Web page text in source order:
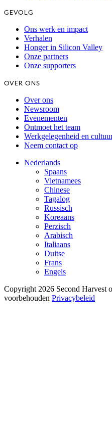
GEVOLG
Ons werk en impact
Verhalen
Honger in Silicon Valley
Onze partners
Onze supporters
OVER ONS
Over ons
Newsroom
Evenementen
Ontmoet het team
Werkgelegenheid en
Neem contact op
Nederlands
Spaans
Vietnamees
Chinese
Tagalog
Russisch
Koreaans
Perzisch
Arabisch
Italiaans
Duitse
Frans
Engels
Copyright 2026 Second Harvest
voorbehouden Privacybeleid